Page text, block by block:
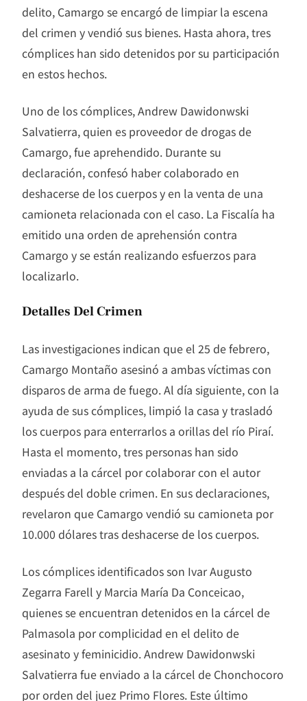
delito, Camargo se encargó de limpiar la escena
del crimen y vendió sus bienes. Hasta ahora, tres
cómplices han sido detenidos por su participación
en estos hechos.
Uno de los cómplices, Andrew Dawidonwski
Salvatierra, quien es proveedor de drogas de
Camargo, fue aprehendido. Durante su
declaración, confesó haber colaborado en
deshacerse de los cuerpos y en la venta de una
camioneta relacionada con el caso. La Fiscalía ha
emitido una orden de aprehensión contra
Camargo y se están realizando esfuerzos para
localizarlo.
Detalles Del Crimen
Las investigaciones indican que el 25 de febrero,
Camargo Montaño asesinó a ambas víctimas con
disparos de arma de fuego. Al día siguiente, con la
ayuda de sus cómplices, limpió la casa y trasladó
los cuerpos para enterrarlos a orillas del río Piraí.
Hasta el momento, tres personas han sido
enviadas a la cárcel por colaborar con el autor
después del doble crimen. En sus declaraciones,
revelaron que Camargo vendió su camioneta por
10.000 dólares tras deshacerse de los cuerpos.
Los cómplices identificados son Ivar Augusto
Zegarra Farell y Marcia María Da Conceicao,
quienes se encuentran detenidos en la cárcel de
Palmasola por complicidad en el delito de
asesinato y feminicidio. Andrew Dawidonwski
Salvatierra fue enviado a la cárcel de Chonchocoro
por orden del juez Primo Flores. Este último